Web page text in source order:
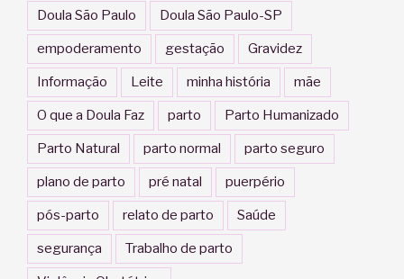
Doula São Paulo Doula São Paulo-SP
empoderamento gestação Gravidez
Informação Leite minha história mãe
O que a Doula Faz parto Parto Humanizado
Parto Natural parto normal parto seguro
plano de parto pré natal puerpério
pós-parto relato de parto Saúde
segurança Trabalho de parto